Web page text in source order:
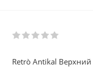
Retrò Antikal